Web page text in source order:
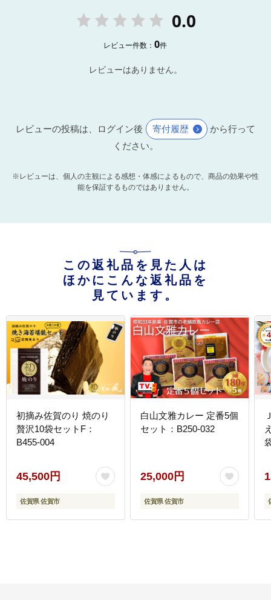
0.0
レビュー件数：0件
レビューはありません。
レビューの投稿は、ログイン後 寄付履歴
から行って
ください。
※レビューは、個人の主観による感想・体感によるもので、商品の効果や性
能を保証するものではありません。
この返礼品を見た人は
ほかにこんな返礼品を
見ています。
初摘み佐賀のり 焼のり
贅沢10袋セットF：
B455-004
45,500円
佐賀県 佐賀市
白山文雅カレー 定番5個
セット：B250-032
25,000円
佐賀県 佐賀市